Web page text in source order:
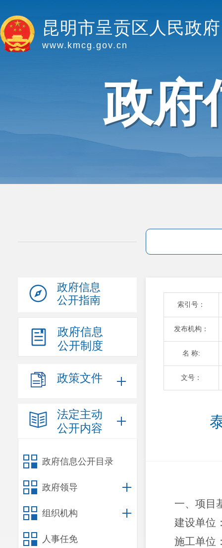
昆明市呈贡区人民政府
www.kmcg.gov.cn
政府
政府信息
公开指南
政府信息
公开制度
政策文件
法定主动
公开内容
政府信息公开目录
政府领导
组织机构
人事任免
索引号：
发布机构：
名 称:
文号：
一、 项目
建设单位
施工单位